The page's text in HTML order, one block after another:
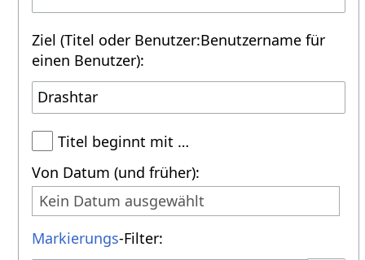
Ziel (Titel oder Benutzer:Benutzername für
einen Benutzer):
Titel beginnt mit …
Von Datum (und früher):
Kein Datum ausgewählt
Markierungs-Filter: